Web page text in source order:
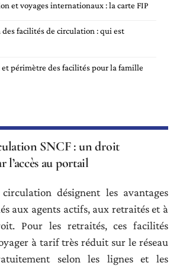
et voyages internationaux : la carte FIP
des facilités de circulation : qui est
périmètre des facilités pour la famille
SNCF : un droit
au portail
désignent les avantages
aux agents actifs, aux retraités et à
Pour les retraités, ces facilités
à tarif très réduit sur le réseau
selon les lignes et les